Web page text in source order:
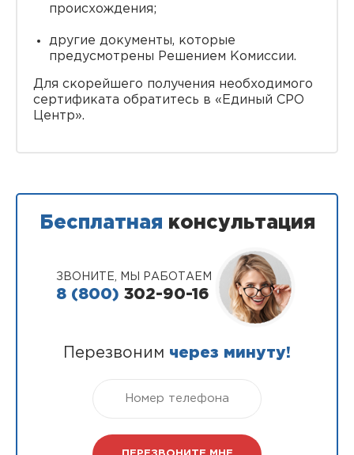
происхождения;
другие документы, которые
предусмотрены Решением Комиссии.
Для скорейшего получения необходимого
сертификата обратитесь в «Единый СРО
Центр».
Бесплатная консультация
ЗВОНИТЕ, МЫ РАБОТАЕМ
8 (800) 302-90-16
Перезвоним через минуту!